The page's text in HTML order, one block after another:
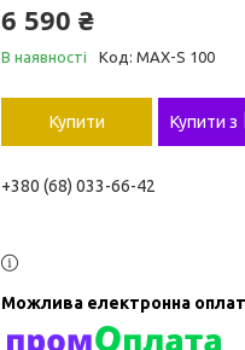
6 590 ₴
В наявності Код: MAX-S 100
Купити Купити з
+380 (68) 033-66-42